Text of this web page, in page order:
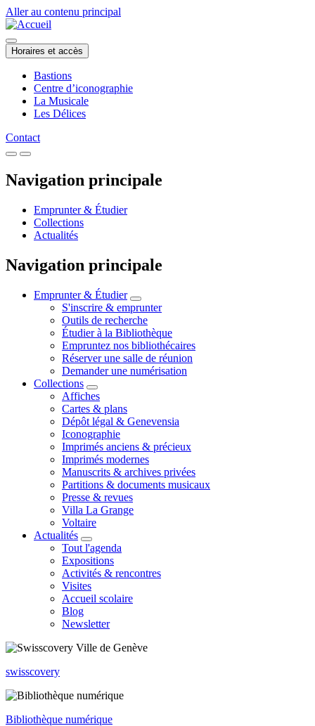
Aller au contenu principal
Horaires et accès
Bastions
Centre d’iconographie
La Musicale
Les Délices
Contact
Navigation principale
Emprunter & Étudier
Collections
Actualités
Navigation principale
Emprunter & Étudier
S'inscrire & emprunter
Outils de recherche
Étudier à la Bibliothèque
Empruntez nos bibliothécaires
Réserver une salle de réunion
Demander une numérisation
Collections
Affiches
Cartes & plans
Dépôt légal & Genevensia
Iconographie
Imprimés anciens & précieux
Imprimés modernes
Manuscrits & archives privées
Partitions & documents musicaux
Presse & revues
Villa La Grange
Voltaire
Actualités
Tout l'agenda
Expositions
Activités & rencontres
Visites
Accueil scolaire
Blog
Newsletter
swisscovery
Bibliothèque numérique